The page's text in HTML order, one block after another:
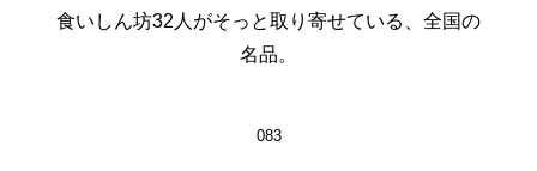
食いしん坊32人がそっと取り寄せている、全国の
名品。
083